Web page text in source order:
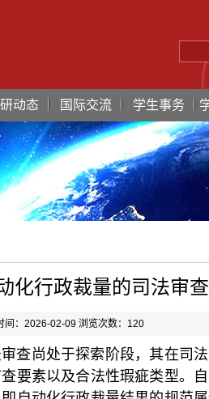
动态 国际交流 学生事务
化行政裁量的司法审查
间：2026-02-09 浏览次数： 120
查尚处于探索阶段，其在司
要素以及合法性瑕疵类型。